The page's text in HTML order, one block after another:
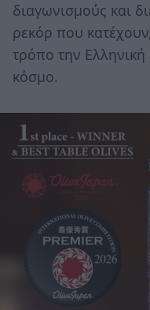
διαγωνισμούς και
ρεκόρ που
τρόπο την
κόσμο.